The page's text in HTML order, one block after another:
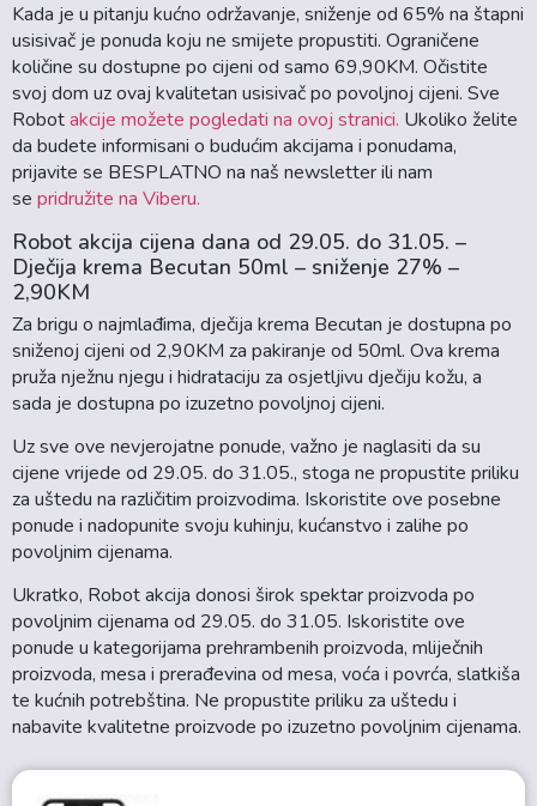
Kada je u pitanju kućno održavanje, sniženje od 65% na štapni
usisivač je ponuda koju ne smijete propustiti. Ograničene
količine su dostupne po cijeni od samo 69,90KM. Očistite
svoj dom uz ovaj kvalitetan usisivač po povoljnoj cijeni. Sve
Robotakcije možete pogledati na ovoj stranici. Ukoliko želite
da budete informisani o budućim akcijama i ponudama,
prijavite se BESPLATNO na naš newsletter ili nam
se pridružite na Viberu.
Robot akcija cijena dana od 29.05. do 31.05. –
Dječija krema Becutan 50ml – sniženje 27% –
2,90KM
Za brigu o najmlađima, dječija krema Becutan je dostupna po
sniženoj cijeni od 2,90KM za pakiranje od 50ml. Ova krema
pruža nježnu njegu i hidrataciju za osjetljivu dječiju kožu, a
sada je dostupna po izuzetno povoljnoj cijeni.
Uz sve ove nevjerojatne ponude, važno je naglasiti da su
cijene vrijede od 29.05. do 31.05., stoga ne propustite priliku
za uštedu na različitim proizvodima. Iskoristite ove posebne
ponude i nadopunite svoju kuhinju, kućanstvo i zalihe po
povoljnim cijenama.
Ukratko, Robot akcija donosi širok spektar proizvoda po
povoljnim cijenama od 29.05. do 31.05. Iskoristite ove
ponude u kategorijama prehrambenih proizvoda, mliječnih
proizvoda, mesa i prerađevina od mesa, voća i povrća, slatkiša
te kućnih potrebština. Ne propustite priliku za uštedu i
nabavite kvalitetne proizvode po izuzetno povoljnim cijenama.